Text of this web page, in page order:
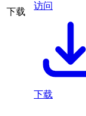
下载
访问
下载